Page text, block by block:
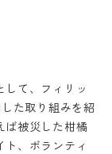
て、フィリッ
た取り組みを紹
ば被災した柑橘
、ボランティ